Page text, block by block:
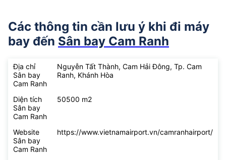
Các thông tin cần lưu ý khi đi máy
bay đến Sân bay Cam Ranh
Địa chỉ
Sân bay
Cam Ranh
Nguyễn Tất Thành, Cam Hải Đông, Tp. Cam
Ranh, Khánh Hòa
Diện tích
Sân bay
Cam Ranh
50500 m2
Website
Sân bay
Cam Ranh
https://www.vietnamairport.vn/camranhairport/